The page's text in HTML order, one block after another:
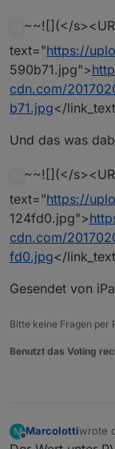
~~![](</
text="https://
590b71.jpg">
cdn.com/
b71.jpg</
Und das was
~~![](</
text="https://
124fd0.jpg">
cdn.com/
fd0.jpg</
Gesendet von
Bitte keine Fragen per
Benutzt das Voting
M
Offline
Marcolottiwrote
last